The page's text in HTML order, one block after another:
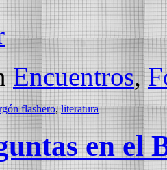
Encuentros,
flashero,literatura
en el